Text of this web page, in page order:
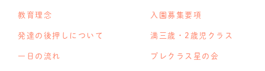
教育理念
発達の後押しについて
一日の流れ
入園募集要項
満三歳・2歳児クラス
プレクラス星の会